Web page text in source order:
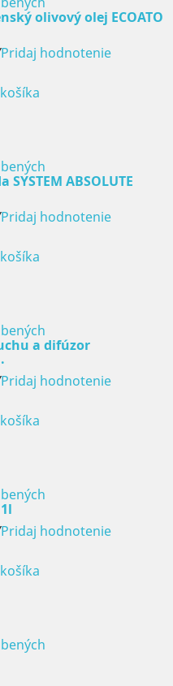
olivový olej ECOATO
Pridaj hodnotenie
SYSTEM ABSOLUTE
Pridaj hodnotenie
a difúzor
Pridaj hodnotenie
Pridaj hodnotenie